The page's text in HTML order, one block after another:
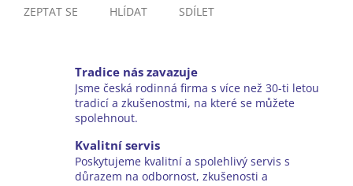
ZEPTAT SE HLÍDAT SDÍLET
Tradice nás zavazuje
Jsme česká rodinná firma s více než 30-ti letou
tradicí a zkušenostmi, na které se můžete
spolehnout.
Kvalitní servis
Poskytujeme kvalitní a spolehlivý servis s
důrazem na odbornost, zkušenosti a